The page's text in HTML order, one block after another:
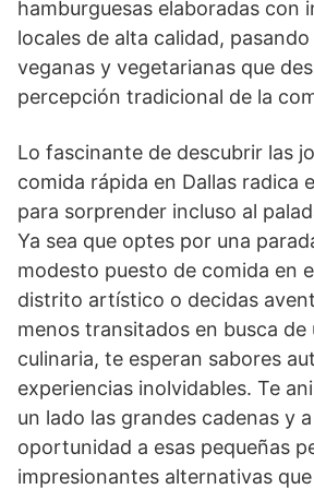
hamburguesas elaboradas con
locales de alta calidad,
veganas y vegetarianas que
percepción tradicional de la
Lo fascinante de descubrir las
comida rápida en Dallas radica
para sorprender incluso al
Ya sea que optes por una
modesto puesto de comida en
distrito artístico o decidas
menos transitados en busca de
culinaria, te esperan sabores
experiencias inolvidables. Te
un lado las grandes cadenas y
oportunidad a esas pequeñas
impresionantes alternativas